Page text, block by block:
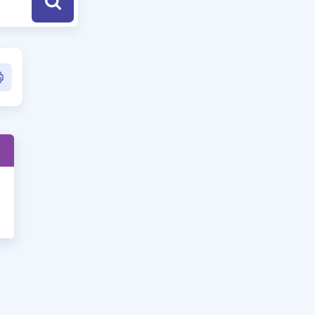
İlgili Haberler